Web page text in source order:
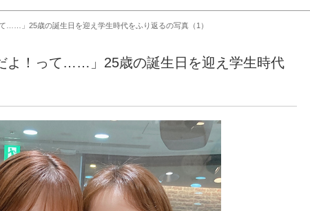
……」25歳の誕生日を迎え学生時代をふり返るの写真（1）
よ！って……」25歳の誕生日を迎え学生時代